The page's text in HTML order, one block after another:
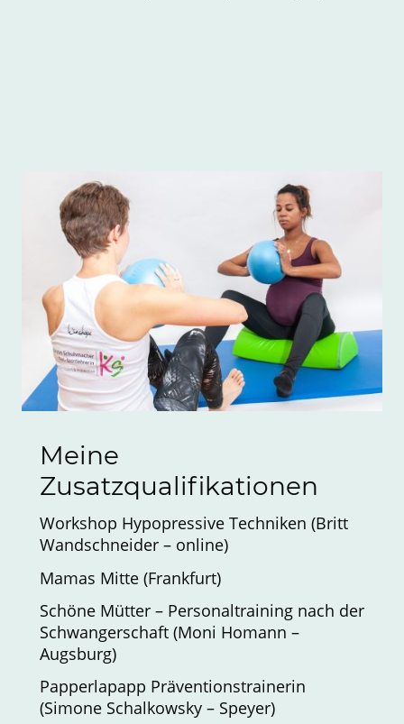
Meine
Zusatzqualifikationen
Workshop Hypopressive Techniken (Britt
Wandschneider – online)
Mamas Mitte (Frankfurt)
Schöne Mütter – Personaltraining nach der
Schwangerschaft (Moni Homann –
Augsburg)
Papperlapapp Präventionstrainerin
(Simone Schalkowsky – Speyer)